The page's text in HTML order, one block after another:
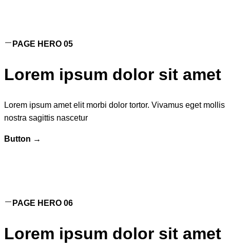
PAGE HERO 05
Lorem ipsum dolor sit amet
Lorem ipsum amet elit morbi dolor tortor. Vivamus eget mollis
nostra sagittis nascetur
Button →
PAGE H ERO 06
Lorem ipsum dolor sit amet